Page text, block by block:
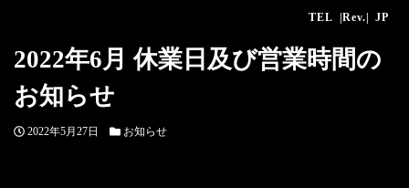
TEL |Rev.| JP
2022年6月 休業日及び営業時間の
お知らせ
投
2022年5月27日
カ お知らせ